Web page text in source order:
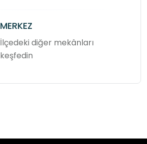
MERKEZ
İlçedeki diğer mekânları
keşfedin